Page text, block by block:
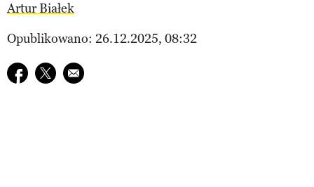
Artur Białek
Opublikowano: 26.12.2025, 08:32
Udostępnij na facebook
Udostępnij na twitter
E-mail do przyjaciela